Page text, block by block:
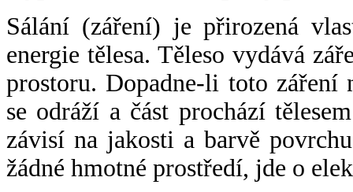
Sálání (záření) je přirozená
energie tělesa. Těleso vydává
prostoru. Dopadne-li toto záření
se odráží a část prochází
závisí na jakosti a barvě
žádné hmotné prostředí, jde o